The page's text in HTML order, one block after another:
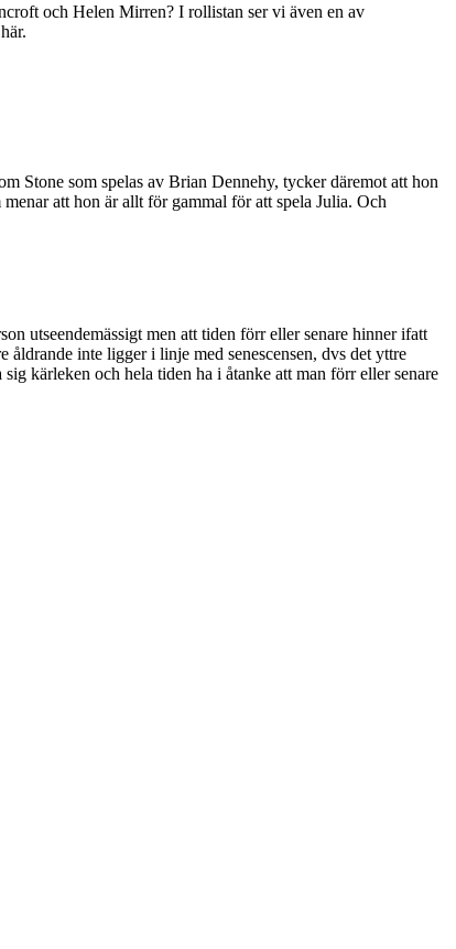
och Helen Mirren? I rollistan ser vi även en av
Stone som spelas av Brian Dennehy, tycker däremot att hon
att hon är allt för gammal för att spela Julia. Och
utseendemässigt men att tiden förr eller senare hinner ifatt
inte ligger i linje med senescensen, dvs det yttre
kärleken och hela tiden ha i åtanke att man förr eller senare